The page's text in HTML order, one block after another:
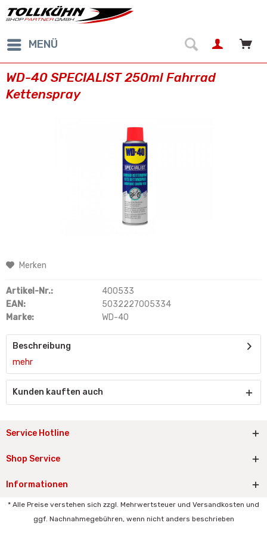
MENÜ
WD-40 SPECIALIST 250ml Fahrrad
Kettenspray
Merken
Artikel-Nr.:
400533
EAN:
5032227005334
Marke:
WD-40
Beschreibung
mehr
Kunden kauften auch
Service Hotline
Shop Service
Informationen
* Alle Preise verstehen sich zzgl. Mehrwertsteuer und Versandkosten und
ggf. Nachnahmegebühren, wenn nicht anders beschrieben